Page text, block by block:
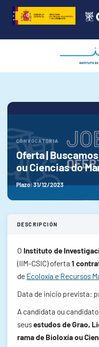
Saltar
al
CONVOCATORIA
Oferta |
ou Ciencias do
Plazo: 31/12/2023
DESCRIPCIÓN
O Instituto de
(IIM-CSIC) oferta 1
de Ecoloxía e Recursos
Data de inicio prevista:
A candidata ou
seusestudos de Grao,
rama de Bioloxía ou